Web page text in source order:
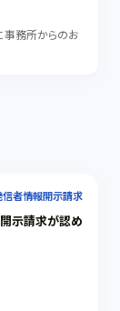
事務所からのお
信者情報開示請求
示請求が認め